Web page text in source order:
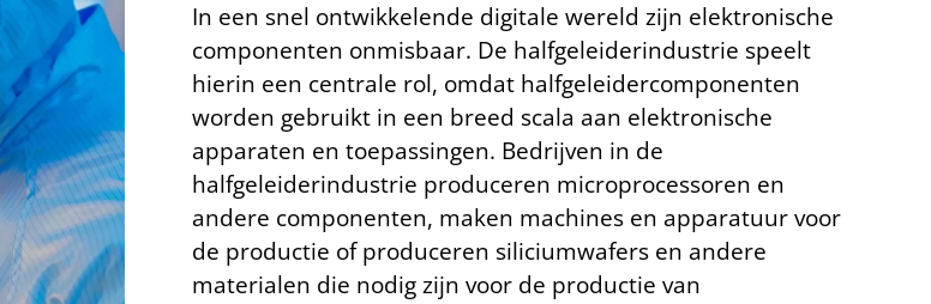
In een snel ontwikkelende digitale wereld zijn elektronische
componenten onmisbaar. De halfgeleiderindustrie speelt
hierin een centrale rol, omdat halfgeleidercomponenten
worden gebruikt in een breed scala aan elektronische
apparaten en toepassingen. Bedrijven in de
halfgeleiderindustrie produceren microprocessoren en
andere componenten, maken machines en apparatuur voor
de productie of produceren siliciumwafers en andere
materialen die nodig zijn voor de productie van